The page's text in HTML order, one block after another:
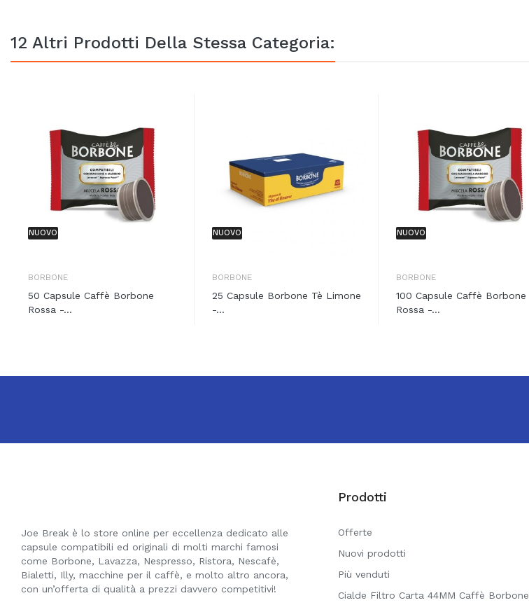
12 Altri Prodotti Della Stessa Categoria:
NUOVO
BORBONE
50 Capsule Caffè Borbone
Rossa -...
NUOVO
BORBONE
25 Capsule Borbone Tè Limone
-...
NUOVO
BORBONE
100 Capsule Caffè Borbone
Rossa -...
Joe Break è lo store online per eccellenza dedicato alle
capsule compatibili ed originali di molti marchi famosi
come Borbone, Lavazza, Nespresso, Ristora, Nescafè,
Bialetti, Illy, macchine per il caffè, e molto altro ancora,
con un’offerta di qualità a prezzi davvero competitivi!
Prodotti
Offerte
Nuovi prodotti
Più venduti
Cialde Filtro Carta 44MM Caffè Borbone